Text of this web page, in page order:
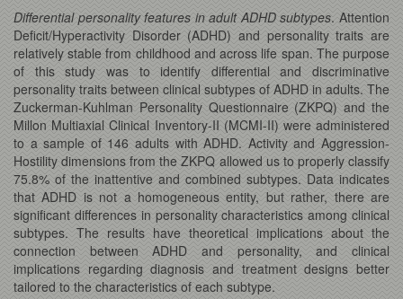
Differential personality features in adult ADHD subtypes. Attention
Deficit/Hyperactivity Disorder (ADHD) and personality traits are
relatively stable from childhood and across life span. The purpose
of this study was to identify differential and discriminative
personality traits between clinical subtypes of ADHD in adults. The
Zuckerman-Kuhlman Personality Questionnaire (ZKPQ) and the
Millon Multiaxial Clinical Inventory-II (MCMI-II) were administered
to a sample of 146 adults with ADHD. Activity and Aggression-
Hostility dimensions from the ZKPQ allowed us to properly classify
75.8% of the inattentive and combined subtypes. Data indicates
that ADHD is not a homogeneous entity, but rather, there are
significant differences in personality characteristics among clinical
subtypes. The results have theoretical implications about the
connection between ADHD and personality, and clinical
implications regarding diagnosis and treatment designs better
tailored to the characteristics of each subtype.